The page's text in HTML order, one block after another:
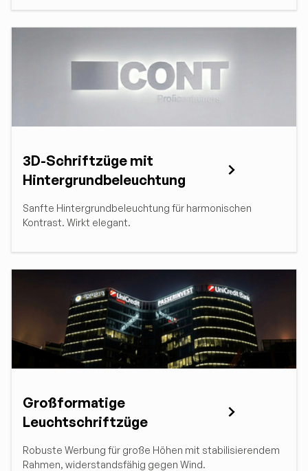
3D-Schriftzüge mit
Hintergrundbeleuchtung
Sanfte Hintergrundbeleuchtung für harmonischen
Kontrast. Wirkt elegant.
Großformatige
Leuchtschriftzüge
Robuste Werbung für große Höhen mit stabilisierendem
Rahmen, widerstandsfähig gegen Wind.